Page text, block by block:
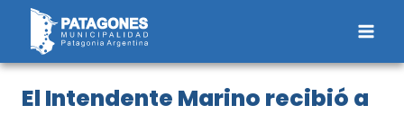
Saltar
contenido
El Intendente Marino recibió a